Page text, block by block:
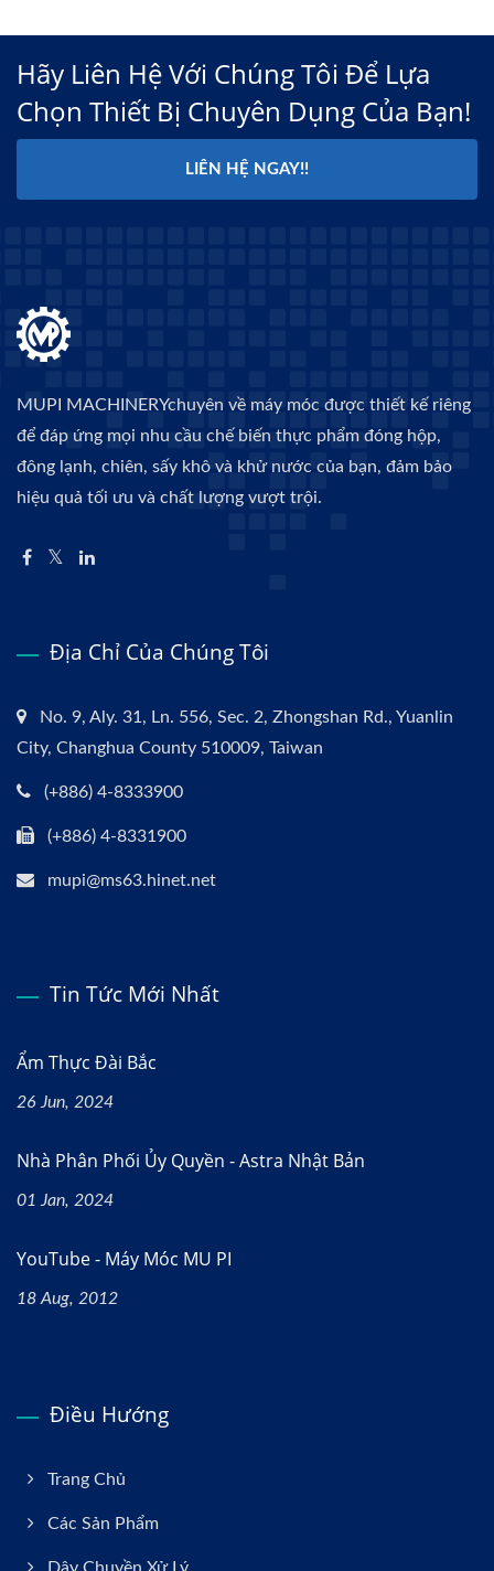
Hãy Liên Hệ Với Chúng Tôi Để Lựa
Chọn Thiết Bị Chuyên Dụng Của Bạn!
LIÊN HỆ NGAY!!
MUPI MACHINERYchuyên về máy móc được thiết kế riêng
để đáp ứng mọi nhu cầu chế biến thực phẩm đóng hộp,
đông lạnh, chiên, sấy khô và khử nước của bạn, đảm bảo
hiệu quả tối ưu và chất lượng vượt trội.
Địa Chỉ Của Chúng Tôi
No. 9, Aly. 31, Ln. 556, Sec. 2, Zhongshan Rd., Yuanlin
City, Changhua County 510009, Taiwan
(+886) 4-8333900
(+886) 4-8331900
mupi@ms63.hinet.net
Tin Tức Mới Nhất
Ẩm Thực Đài Bắc
26 Jun, 2024
Nhà Phân Phối Ủy Quyền - Astra Nhật Bản
01 Jan, 2024
YouTube - Máy Móc MU PI
18 Aug, 2012
Điều Hướng
Trang Chủ
Các Sản Phẩm